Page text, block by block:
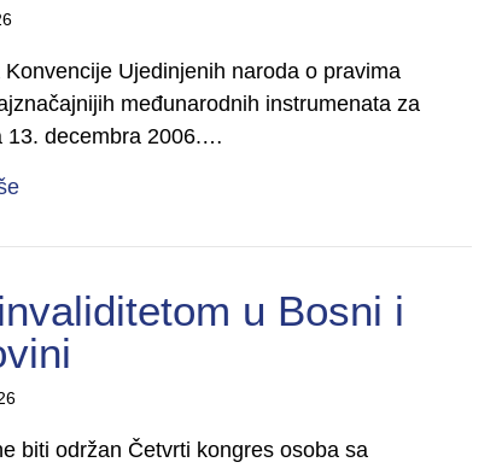
Ujedinjenih naroda o pravima
međunarodnih instrumenata za
13. decembra 2006.…
about 20 godina Konvencije o pravima osoba s
u Bosni i
biti održan Četvrti kongres osoba sa